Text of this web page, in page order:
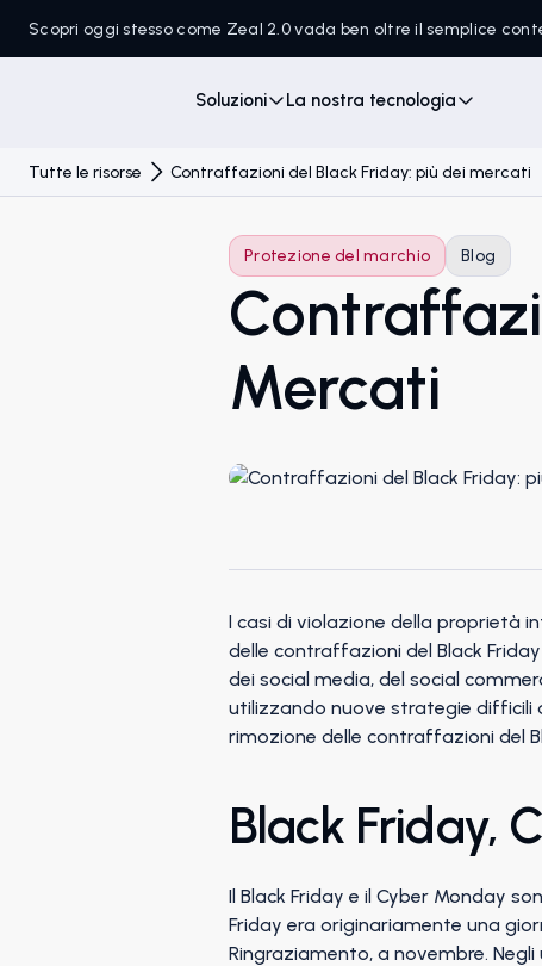
Scopri oggi stesso come Zeal 2.0 vada ben oltre il semplice
Soluzioni La nostra tecnologia
Tutte le risorse Contraffazioni del Black Friday: più dei mercati
Protezione del marchio Blog
Mercati
I casi di violazione della proprietà
delle contraffazioni del Black
dei social media, del social
utilizzando nuove strategie difficili
rimozione delle contraffazioni del
Black Friday,
Il Black Friday e il Cyber Monday
Friday era originariamente una
Ringraziamento, a novembre.